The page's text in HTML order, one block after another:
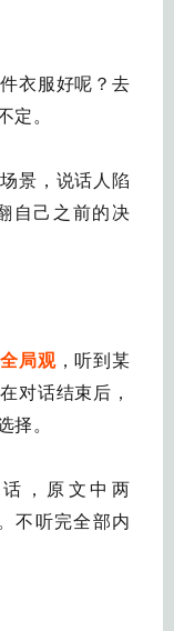
衣服好呢？去
定。
景，说话人陷
自己之前的决
全局观，听到某
对话结束后，
择。
，原文中两
不听完全部内